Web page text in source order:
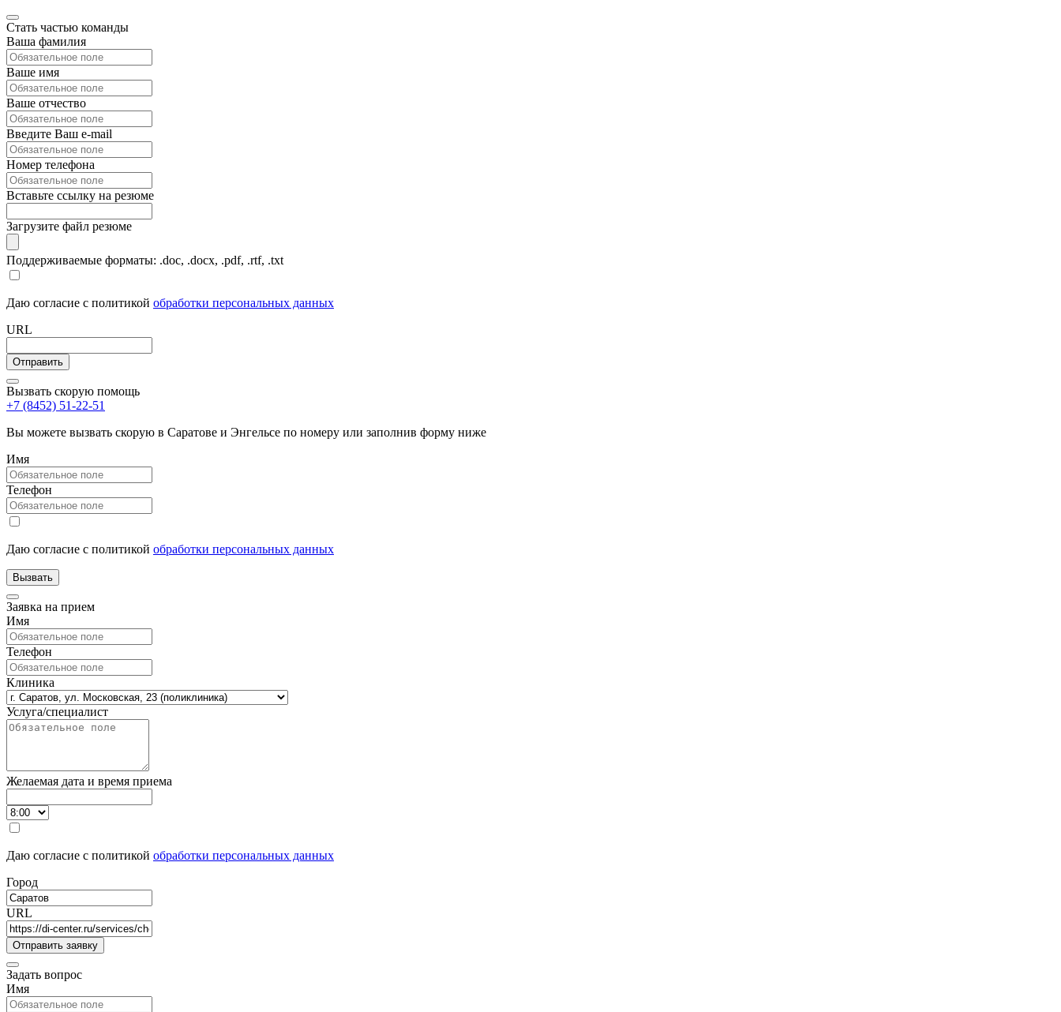
Стать частью команды
Ваша фамилия
Ваше имя
Ваше отчество
Введите Ваш e-mail
Номер телефона
Вставьте ссылку на резюме
Загрузите файл резюме
Поддерживаемые форматы: .doc, .docx, .pdf, .rtf, .txt
Даю согласие с политикой обработки персональных данных
URL
Вызвать скорую помощь
+7 (8452) 51-22-51
Вы можете вызвать скорую в Саратове и Энгельсе по номеру или заполнив форму ниже
Имя
Телефон
Даю согласие с политикой обработки персональных данных
Заявка на прием
Имя
Телефон
Клиника
Услуга/специалист
Желаемая дата и время приема
Даю согласие с политикой обработки персональных данных
Город
URL
Задать вопрос
Имя